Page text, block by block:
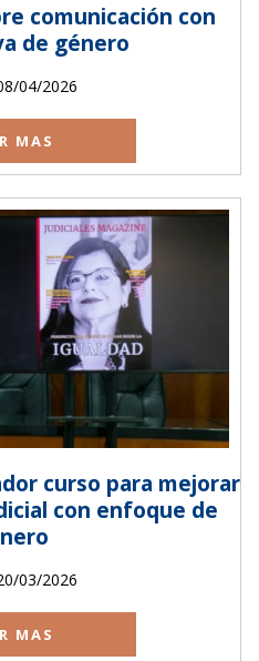
comunicación con
de género
04/2026
MAS
curso para mejorar
con enfoque de
03/2026
MAS